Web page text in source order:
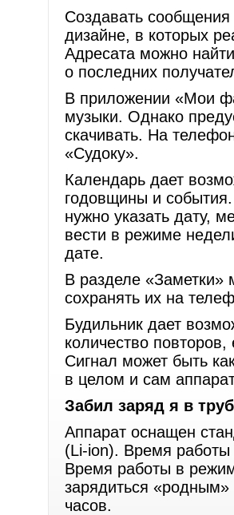
Создавать
дизайне, в которых
Адресата можно
о последних
В приложении «Мои
музыки. Однако
скачивать. На
«Судоку».
Календарь дает
годовщины и
нужно указать дату,
вести в режиме
дате.
В разделе «Заметки»
сохранять их на
Будильник дает
количество
Сигнал может быть
в целом и сам
Забил заряд я в
Аппарат оснащен
(Li-ion). Время работы
Время работы в
зарядиться «родным»
часов.